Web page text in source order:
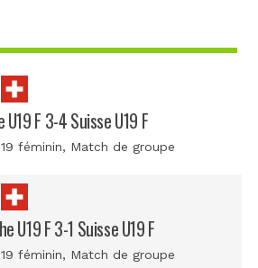
U19 F 3-4 Suisse U19 F
féminin, Match de groupe
U19 F 3-1 Suisse U19 F
féminin, Match de groupe